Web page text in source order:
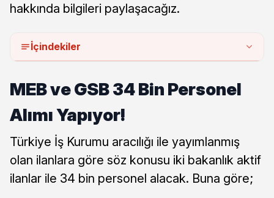
hakkında bilgileri paylaşacağız.
İçindekiler
MEB ve GSB 34 Bin Personel
Alımı Yapıyor!
Türkiye İş Kurumu aracılığı ile yayımlanmış
olan ilanlara göre söz konusu iki bakanlık aktif
ilanlar ile 34 bin personel alacak. Buna göre;